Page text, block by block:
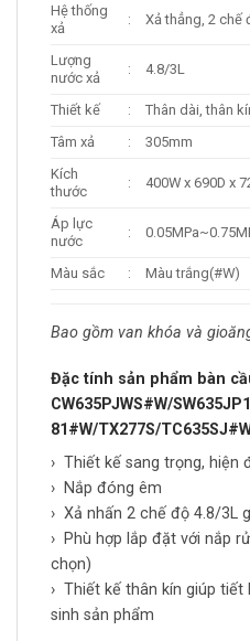
Hệ thống
xả
: Xả thẳng, 2 chế
Lượng
nước xả
: 4.8/3L
Thiết kế :
Thân dài, thân
Tâm xả
:
305mm
Kích
thước
: 400W x 690D x
Áp lực
nước
:
Màu sắc : Màu trắng(#W)
Bao gồm van khóa và
Đặc tính sản phẩm bàn
CW635PJWS#W/
81#W/TX277S/
› Thiết kế sang trọng, hiện
› Nắp đóng êm
› Xả nhấn 2 chế độ 4.8/3L
› Phù hợp lắp đặt với nắp
chọn)
› Thiết kế thân kín giúp tiết
sinh sản phẩm